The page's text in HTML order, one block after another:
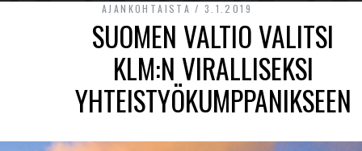
AJANKOHTAISTA 3.1.2019
SUOMEN VALTIO VALITSI
KLM:N VIRALLISEKSI
YHTEISTYÖKUMPPANIKSEEN